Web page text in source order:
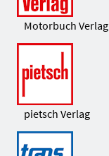
Motorbuch Verlag
pietsch Verlag